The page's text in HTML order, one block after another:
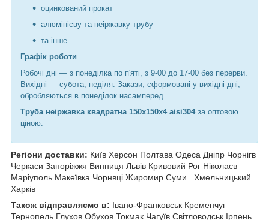
оцинкований прокат
алюмінієву та неіржавку трубу
та інше
Графік роботи
Робочі дні — з понеділка по п'яті, з 9-00 до 17-00 без перерви.
Вихідні — субота, неділя. Закази, сформовані у вихідні дні,
обробляються в понеділок насамперед.
Труба неіржавка квадратна 150х150х4 aisi304за оптовою
ціною.
Регіони доставки: Київ Херсон Полтава Одеса Дніпр Чорнiгв
Черкаси Запоріжжя Винниця Львів Кривовий Рог Ніколаєв
Маріуполь Макеївка Чорнвці Жиромир Суми
Хмельницький
Харків
Також відправляємо в: Івано-Франковськ Кременчуг
Тернопель Глухов Обухов Токмак Чагуїв Світловодськ Ірпень